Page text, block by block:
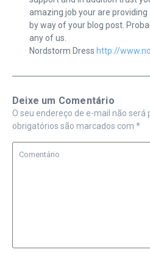
amazing job your are
by way of your blog post.
any of us.
Nordstorm Dress http://
Deixe um Comentário
O seu endereço de e-mail não será
obrigatórios são marcados com *